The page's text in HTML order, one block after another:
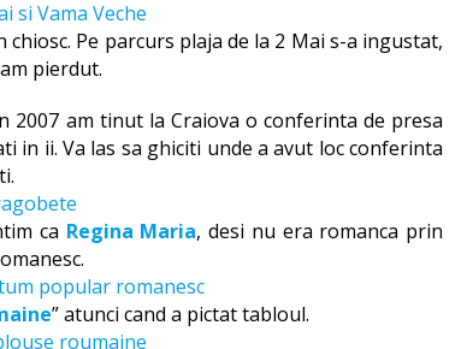
Pe parcurs plaja de la 2 Mai s-a ingustat,
pierdut.
2007 am tinut la Craiova o conferinta de presa
in ii. Va las sa ghiciti unde a avut loc conferinta
ca Regina Maria, desi nu era romanca prin
” atunci cand a pictat tabloul.